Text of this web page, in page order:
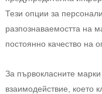
Тези опции за
разпознаваемостта на
постоянно качество на
За първокласните
взаимодействие, което